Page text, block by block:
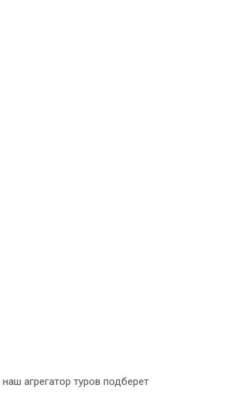
агрегатор туров подберет